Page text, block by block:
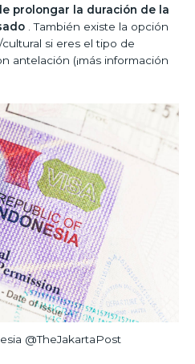
prolongar la duración de la
. También existe la opción
si eres el tipo de
antelación (¡más información
@TheJakartaPost